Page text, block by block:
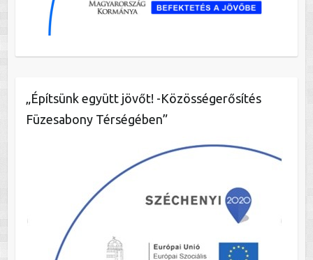
„Építsünk együtt jövőt! -Közösségerősítés
Füzesabony Térségében”